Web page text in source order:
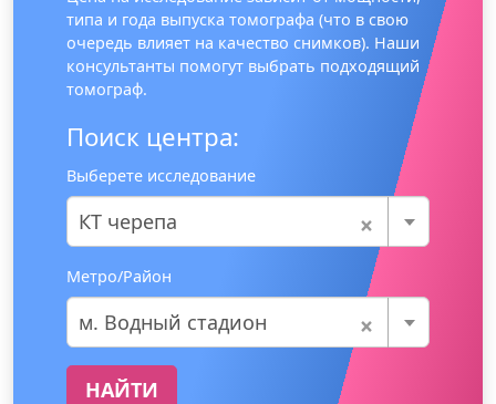
типа и года выпуска томографа (что в свою
очередь влияет на качество снимков). Наши
консультанты помогут выбрать подходящий
томограф.
Поиск центра:
Выберете исследование
×
КТ черепа
Метро/Район
×
м. Водный стадион
НАЙТИ